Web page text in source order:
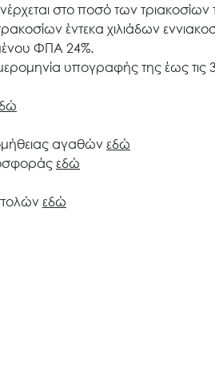
στο ποσό των τριακοσίων
έντεκα χιλιάδων
ΦΠΑ 24%.
υπογραφής της έως τις
αγαθών εδώ
εδώ
εδώ